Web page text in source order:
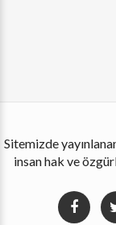
Sitemizde
insan hak ve